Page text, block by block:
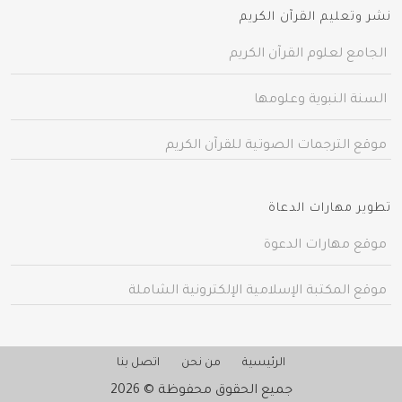
نشر وتعليم القرآن الكريم
الجامع لعلوم القرآن الكريم
السنة النبوية وعلومها
موقع الترجمات الصوتية للقرآن الكريم
تطوير مهارات الدعاة
موقع مهارات الدعوة
موقع المكتبة الإسلامية الإلكترونية الشاملة
الرئيسية من نحن اتصل بنا
جميع الحقوق محفوظة © 2026